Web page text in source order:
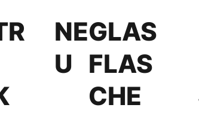
NE
U
GLAS
FLAS
CHE